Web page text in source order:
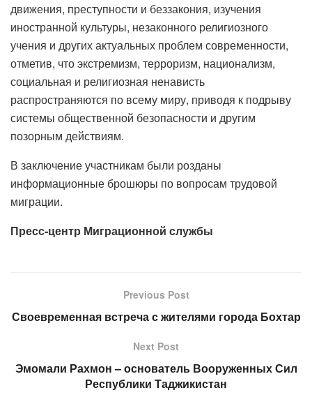
движения, преступности и беззакония, изучения
иностранной культуры, незаконного религиозного
учения и других актуальных проблем современности,
отметив, что экстремизм, терроризм, национализм,
социальная и религиозная ненависть
распространяются по всему миру, приводя к подрыву
системы общественной безопасности и другим
позорным действиям.
В заключение участникам были розданы
информационные брошюры по вопросам трудовой
миграции.
Пресс-центр Миграционной службы
Previous Post
Своевременная встреча с жителями города Бохтар
Next Post
Эмомали Рахмон – основатель Вооруженных Сил
Республики Таджикистан